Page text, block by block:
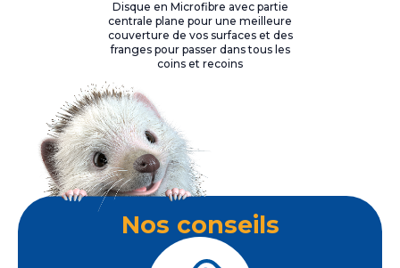
Disque en Microfibre avec partie
centrale plane pour une meilleure
couverture de vos surfaces et des
franges pour passer dans tous les
coins et recoins
Nos conseils